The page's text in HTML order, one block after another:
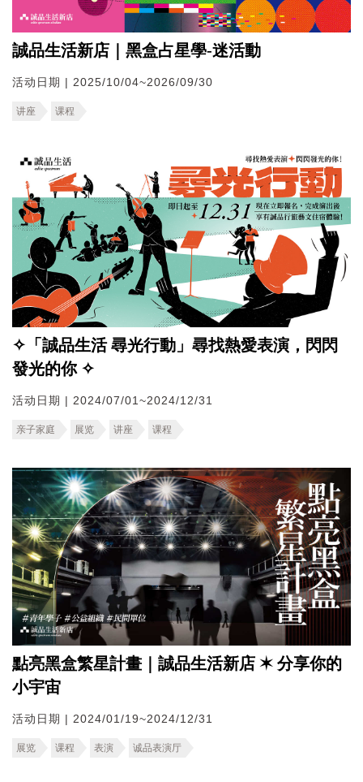
誠品生活新店｜黑盒占星學-迷活動
活动日期 | 2025/10/04~2026/09/30
讲座 课程
✧「誠品生活 尋光行動」尋找熱愛表演，閃閃
發光的你 ✧
活动日期 | 2024/07/01~2024/12/31
亲子家庭 展览 讲座 课程
點亮黑盒繁星計畫｜誠品生活新店 ✶ 分享你的
小宇宙
活动日期 | 2024/01/19~2024/12/31
展览 课程 表演 诚品表演厅